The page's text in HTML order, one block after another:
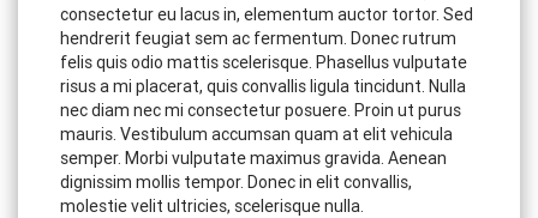
consectetur eu lacus in, elementum auctor tortor. Sed
hendrerit feugiat sem ac fermentum. Donec rutrum
felis quis odio mattis scelerisque. Phasellus vulputate
risus a mi placerat, quis convallis ligula tincidunt. Nulla
nec diam nec mi consectetur posuere. Proin ut purus
mauris. Vestibulum accumsan quam at elit vehicula
semper. Morbi vulputate maximus gravida. Aenean
dignissim mollis tempor. Donec in elit convallis,
molestie velit ultricies, scelerisque nulla.